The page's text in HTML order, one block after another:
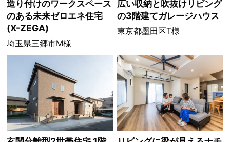
造り付けのワークスペース
のある未来ゼロエネ住宅
(X-ZEGA)
埼玉県三郷市M様
広い収納と吹抜けリビング
の3階建てガレージハウス
東京都墨田区T様